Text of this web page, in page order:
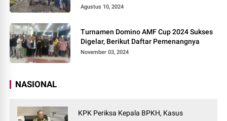
Agustus 10, 2024
Turnamen Domino AMF Cup 2024 Sukses
Digelar, Berikut Daftar Pemenangnya
November 03, 2024
NASIONAL
KPK Periksa Kepala BPKH, Kasus